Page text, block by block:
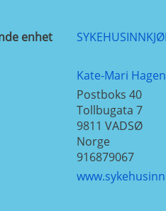
enhet
Kate-Mari Hagen
Postboks 40
Tollbugata 7
9811 VADSØ
Norge
916879067